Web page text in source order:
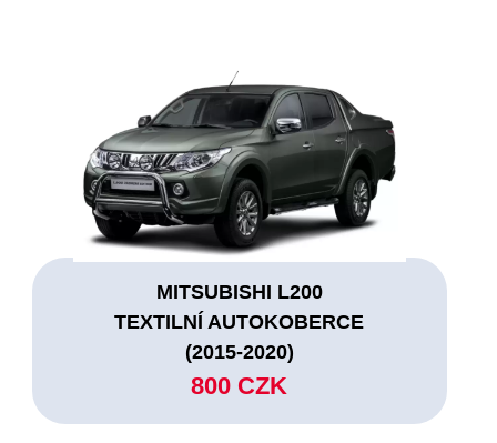
MITSUBISHI L200
TEXTILNÍ AUTOKOBERCE
(2015-2020)
800 CZK